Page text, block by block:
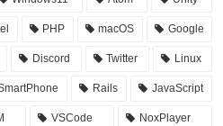
PHP macOS Google
Discord Twitter Linux
Rails JavaScript
VSCode NoxPlayer